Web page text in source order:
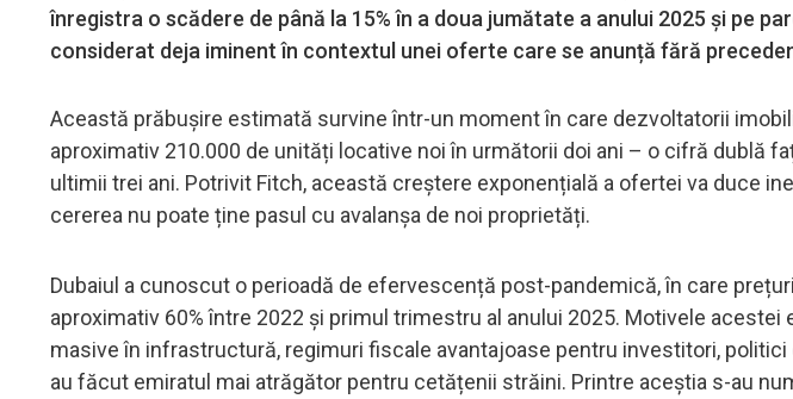
înregistra o scădere de până la 15% în a doua jumătate a anului 2025 și pe
considerat deja iminent în contextul unei oferte care se anunță fără
Această prăbușire estimată survine într-un moment în care dezvoltatorii
aproximativ 210.000 de unități locative noi în următorii doi ani – o cifră dublă
ultimii trei ani. Potrivit Fitch, această creștere exponențială a ofertei va duce
cererea nu poate ține pasul cu avalanșa de noi proprietăți.
Dubaiul a cunoscut o perioadă de efervescență post-pandemică, în care
aproximativ 60% între 2022 și primul trimestru al anului 2025. Motivele
masive în infrastructură, regimuri fiscale avantajoase pentru investitori,
au făcut emiratul mai atrăgător pentru cetățenii străini. Printre aceștia s-au